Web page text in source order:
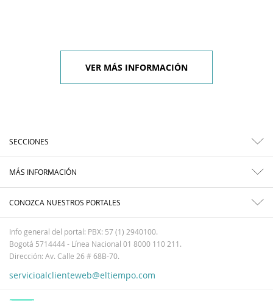
VER MÁS INFORMACIÓN
SECCIONES
MÁS INFORMACIÓN
CONOZCA NUESTROS PORTALES
Info general del portal: PBX: 57 (1) 2940100.
Bogotá 5714444 - Línea Nacional 01 8000 110 211.
Dirección: Av. Calle 26 # 68B-70.
servicioalclienteweb@eltiempo.com